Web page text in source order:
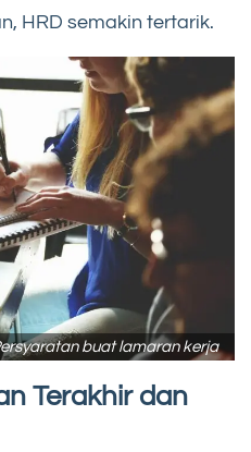
HRD semakin tertarik.
buat lamaran kerja
Terakhir dan